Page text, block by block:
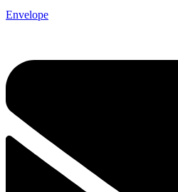
Envelope